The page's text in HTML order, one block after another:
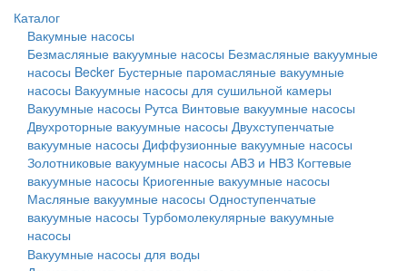
Каталог
Вакумные насосы
Безмасляные вакуумные насосы Безмасляные вакуумные
насосы Becker Бустерные паромасляные вакуумные
насосы Вакуумные насосы для сушильной камеры
Вакуумные насосы Рутса Винтовые вакуумные насосы
Двухроторные вакуумные насосы Двухступенчатые
вакуумные насосы Диффузионные вакуумные насосы
Золотниковые вакуумные насосы АВЗ и НВЗ Когтевые
вакуумные насосы Криогенные вакуумные насосы
Масляные вакуумные насосы Одноступенчатые
вакуумные насосы Турбомолекулярные вакуумные
насосы
Вакуумные насосы для воды